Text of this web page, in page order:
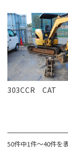
303CCR CAT
50件中1件～40件を